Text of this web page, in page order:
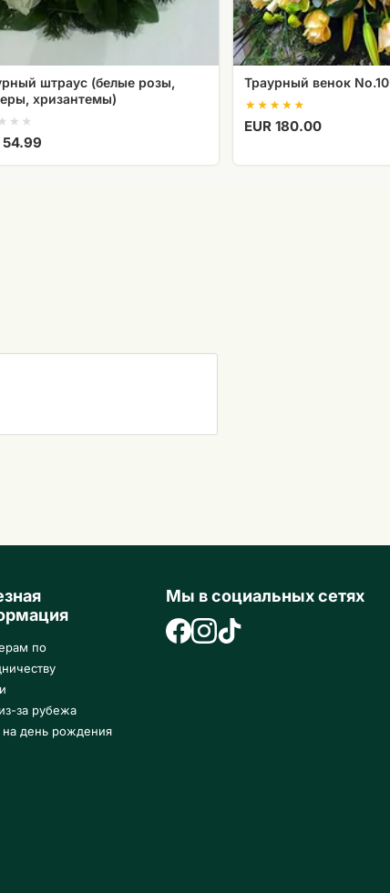
штраус (белые розы,
хризантемы)
54.99
Траурный венок No.10
EUR 180.00
по
за рубежа
на день рождения
Мы в социальных сетях